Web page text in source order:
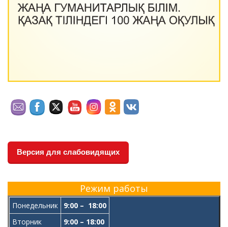
Версия для слабовидящих
Режим работы
Понедельник
9:00 – 18:00
Вторник
9:00 – 18:00